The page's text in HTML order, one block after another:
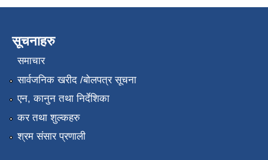
सूचनाहरु
समाचार
सार्वजनिक खरीद /बोलपत्र सूचना
एन, कानुन तथा निर्देशिका
कर तथा शुल्कहरु
श्रम संसार प्रणाली